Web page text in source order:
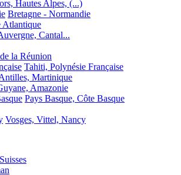
Hautes Alpes, (...)
Bretagne - Normandie
Atlantique
Cantal...
la Réunion
Tahiti, Polynésie Française
Martinique
Amazonie
Pays Basque, Côte Basque
Vosges, Vittel, Nancy